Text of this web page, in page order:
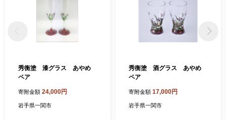
会、奇祭として知られる大東大原水かけ祭りや縄文の野焼きを再
現した藤沢野焼祭など各地で行われる独特の祭りも豊富です。
古くから冠婚葬祭や農作業の節目、季節の行事などの場面で、も
ちをついてふるまう「もち食文化」があります。
秀衡塗 漆グラス あやめ
ペア
寄附金額 24,000円
岩手県一関市
秀衡塗 酒グラス あやめ
ペア
寄附金額 17,000円
岩手県一関市